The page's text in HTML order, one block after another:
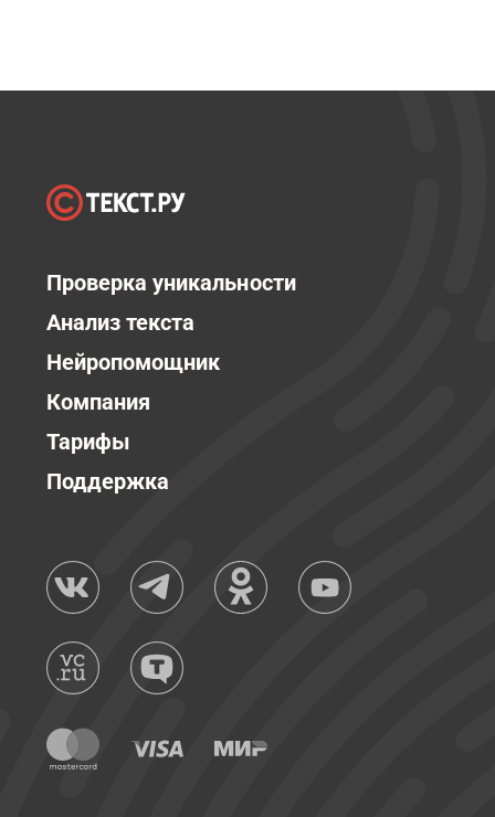
Проверка уникальности
Анализ текста
Нейропомощник
Компания
Тарифы
Поддержка